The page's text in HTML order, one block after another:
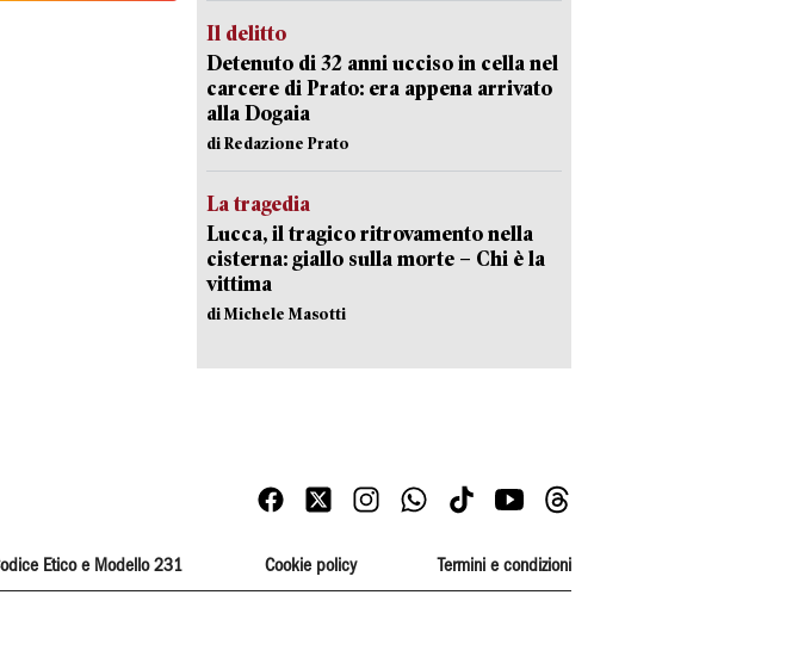
Il delitto
Detenuto di 32 anni ucciso in cella nel
carcere di Prato: era appena arrivato
alla Dogaia
di Redazione Prato
La tragedia
Lucca, il tragico ritrovamento nella
cisterna: giallo sulla morte – Chi è la
vittima
di Michele Masotti
Etico e Modello 231 Cookie policy Termini e condizioni